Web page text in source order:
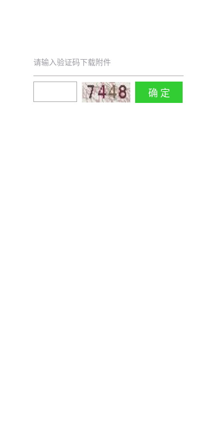
请输入验证码下载附件